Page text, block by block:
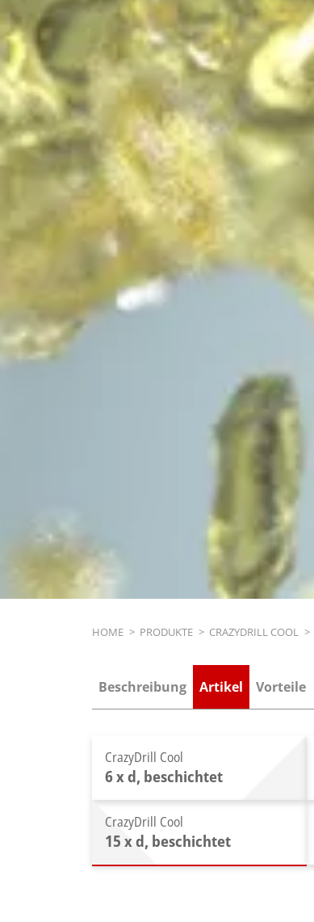
Breadcrumb
HOME > PRODUKTE > CRAZYDRILL COOL >
Beschreibung Artikel Vorteile
CrazyDrill Cool
6 x d, beschichtet
CrazyDrill Cool
15 x d, beschichtet